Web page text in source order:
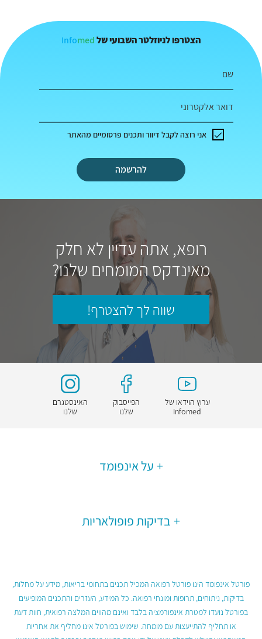
הצטרפו לניוזלטר השבועי של Infomed
שם
דואר אלקטרוני
להרשמה
אני רוצה לקבל דיוור ותכנים פרסומיים מהאתר
רופא, אתה עדיין לא חלק
מאינדקס המומחים שלנו?
שווה לך להצטרף!
ערוץ הוידאו של
Infomed
הפייסבוק
שלנו
האינסטגרם
שלנו
על אינפומד
בדיקות פופולאריות
פורטל אינפומד הינו פורטל רפואה המכיל תכנים בתחומי בריאות, מידע על מחלות,
בדיקות, ניתוחים, תרופות ומונחי רפואה. כל המידע, העזרים והתכנים המופיעים
בפורטל נועדו למטרת אינפורמציה בלבד ואינם מהווים המלצה רפואית, חוות דעת
או תחליף להתייעצות עם מומחה. שימוש בפורטל אינו מחליף את אחריות